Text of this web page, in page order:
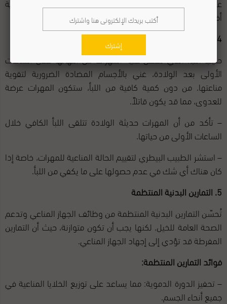
على تطعيم ضد الإنفلونزا، وهي نسبة يجب زيادتها لضمان حماية
أفضل.
4. ضمان حصول المهرات حديثة الولادة على اللبأ
حليب اللبأ، الذي تحصل عليه المهرات من أمهاتها خلال الساعات
الأولى بعد الولادة، غني بالأجسام المضادة الضرورية لتقوية
مناعتها. من دون كمية كافية من اللبأ، ستكون المهرات عرضة
للعدوى، مما قد يكون قاتلاً.
– تأكد من أن المهرات حديثة الولادة تتلقى اللبأ الكافي خلال
الساعات الأولى من حياتها.
– استشر الطبيب البيطري لتقييم الحالة المناعية للمهرات، خاصة إذا
كان هناك أي شك في عدم حصولها على ما يكفي من اللبأ.
5. التمارين البدنية المنتظمة
تُحسّن التمارين البدنية المنتظمة من وظائف الجهاز المناعي وتدعم
الصحة العامة للخيل. لكنها يجب أن تكون متوازنة، حيث أن التمارين
المفرطة قد تؤدي إلى إجهاد الجهاز المناعي.
فوائد التمارين المنتظمة:
– تحفيز الدورة الدموية: مما يساعد على توزيع الخلايا المناعية في
جميع أنحاء الجسم.
إشترك